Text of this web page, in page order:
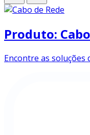
Produto:
Encontre as soluções